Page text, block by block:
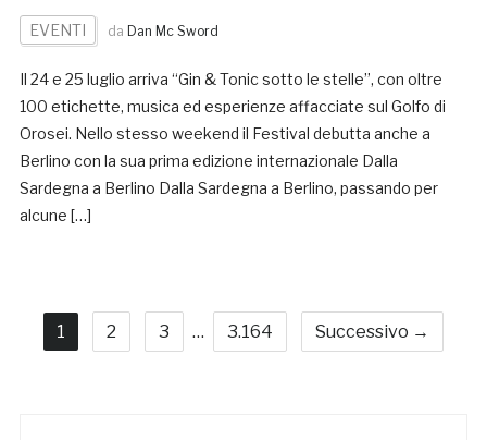
EVENTI da Dan Mc Sword
Il 24 e 25 luglio arriva “Gin & Tonic sotto le stelle”, con oltre
100 etichette, musica ed esperienze affacciate sul Golfo di
Orosei. Nello stesso weekend il Festival debutta anche a
Berlino con la sua prima edizione internazionale Dalla
Sardegna a Berlino Dalla Sardegna a Berlino, passando per
alcune […]
1 2 3 … 3.164 Successivo →